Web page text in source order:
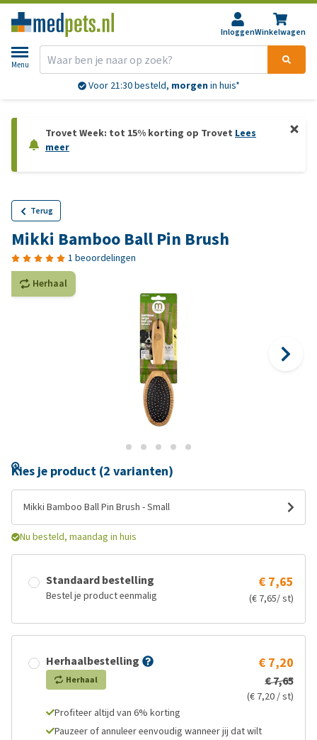
InloggenWinkelwagen
Menu
Gratisverzending vanaf € 69,-
Trovet Week: tot 15% korting op Trovet Lees
meer
Terug
Mikki Bamboo Ball Pin Brush
1 beoordelingen
Herhaal
Kies je product (2 varianten)
Mikki Bamboo Ball Pin Brush - Small
Nu besteld, maandag in huis
Standaard bestelling
Bestel je product eenmalig
€ 7,65
(€ 7,65/ st)
Herhaalbestelling
Herhaal
€ 7,20
€ 7,65
(€ 7,20 / st)
Profiteer altijd van 6% korting
Pauzeer of annuleer eenvoudig wanneer jij dat wilt